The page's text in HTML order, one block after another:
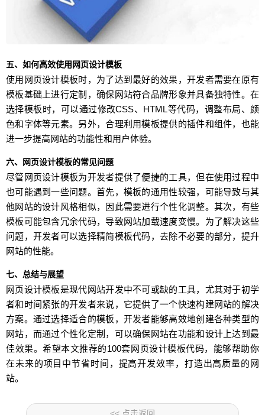
五、如何高效使用网页设计模板
使用网页设计模板时，为了达到最好的效果，开发者需要在原有
模板基础上进行定制，确保网站符合品牌形象并具备独特性。在
选择模板时，可以通过修改CSS、HTML等代码，调整布局、颜
色和字体等元素。另外，合理利用模板提供的插件和组件，也能
进一步提高网站的功能性和用户体验。
六、网页设计模板的常见问题
尽管网页设计模板为开发者提供了便捷的工具，但在使用过程中
也可能遇到一些问题。首先，模板的通用性较强，可能导致与其
他网站的设计风格相似，因此需要进行个性化调整。其次，有些
模板可能包含冗余代码，导致网站加载速度变慢。为了解决这些
问题，开发者可以选择精简模板代码，去除不必要的部分，提升
网站的性能。
七、总结与展望
网页设计模板是现代网站开发中不可或缺的工具，尤其对于初学
者和时间紧张的开发者来说，它提供了一个快速构建网站的解决
方案。通过选择适合的模板，开发者能够高效地创建各种类型的
网站，而通过个性化定制，可以确保网站在功能和设计上达到最
佳效果。希望本文推荐的100套网页设计模板代码，能够帮助你
在未来的项目中节省时间，提高开发效率，打造出高质量的网
站。